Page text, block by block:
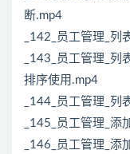
断.mp4
_142_员工管理_列
_143_员工管理_列
排序使用.mp4
_144_员工管理_列
_145_员工管理_
_146_员工管理_添